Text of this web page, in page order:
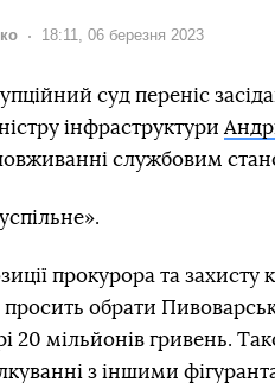
Дата:
18:11, 06 березня 2023
суд переніс
інфраструктури
службовим
прокурора та захисту
обрати
20 мільйонів гривень.
з іншими